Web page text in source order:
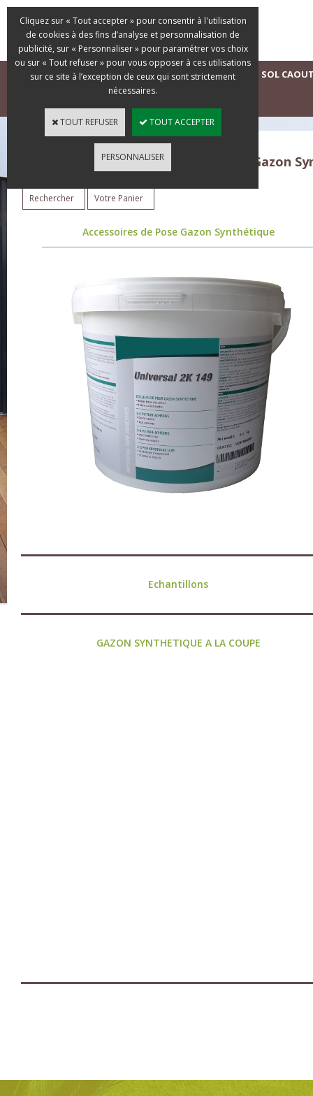
ACCUEIL GAZONS SYNTHÉTIQUES D'OCCASION SOL
La Boutique du Gazon Synthétique - Gazon
Rechercher Votre Panier
Accessoires de Pose Gazon Synthétique
Echantillons
GAZON SYNTHETIQUE A LA COUPE
Cliquez sur « Tout accepter » pour consentir à l'utilisation
de cookies à des fins d’analyse et personnalisation de
publicité, sur « Personnaliser » pour paramétrer vos choix
ou sur « Tout refuser » pour vous opposer à ces utilisations
sur ce site à l’exception de ceux qui sont strictement
nécessaires.
TOUT REFUSER TOUT ACCEPTER
PERSONNALISER